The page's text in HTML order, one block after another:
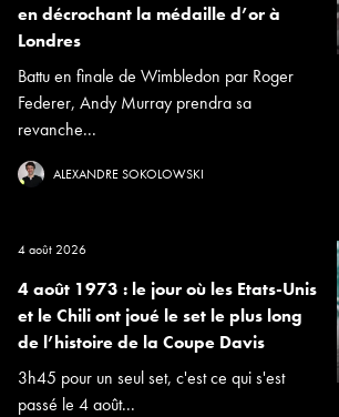
en décrochant la médaille d’or à
Londres
Battu en finale de Wimbledon par Roger
Federer, Andy Murray prendra sa
revanche...
ALEXANDRE SOKOLOWSKI
4 août 2026
4 août 1973 : le jour où les Etats-Unis
et le Chili ont joué le set le plus long
de l’histoire de la Coupe Davis
3h45 pour un seul set, c'est ce qui s'est
passé le 4 août...